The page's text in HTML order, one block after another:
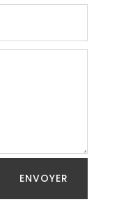
ENVOYER